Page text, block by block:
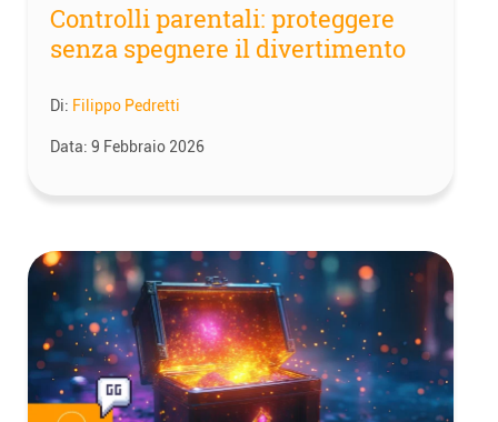
Controlli parentali: proteggere
senza spegnere il divertimento
Di: Filippo Pedretti
Data: 9 Febbraio 2026